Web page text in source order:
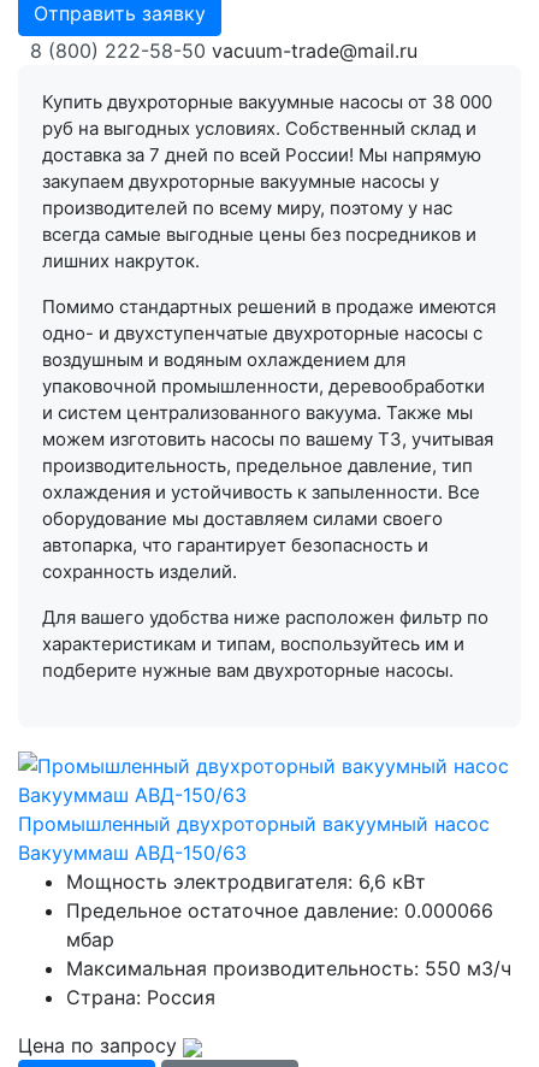
Отправить заявку
8 (800) 222-58-50 vacuum-trade@mail.ru
Купить двухроторные вакуумные насосы от 38 000
руб на выгодных условиях. Собственный склад и
доставка за 7 дней по всей России! Мы напрямую
закупаем двухроторные вакуумные насосы у
производителей по всему миру, поэтому у нас
всегда самые выгодные цены без посредников и
лишних накруток.
Помимо стандартных решений в продаже имеются
одно- и двухступенчатые двухроторные насосы с
воздушным и водяным охлаждением для
упаковочной промышленности, деревообработки
и систем централизованного вакуума. Также мы
можем изготовить насосы по вашему ТЗ, учитывая
производительность, предельное давление, тип
охлаждения и устойчивость к запыленности. Все
оборудование мы доставляем силами своего
автопарка, что гарантирует безопасность и
сохранность изделий.
Для вашего удобства ниже расположен фильтр по
характеристикам и типам, воспользуйтесь им и
подберите нужные вам двухроторные насосы.
Промышленный двухроторный вакуумный насос
Вакууммаш АВД-150/63
Мощность электродвигателя: 6,6 кВт
Предельное остаточное давление: 0.000066
мбар
Максимальная производительность: 550 м3/ч
Страна: Россия
Цена по запросу